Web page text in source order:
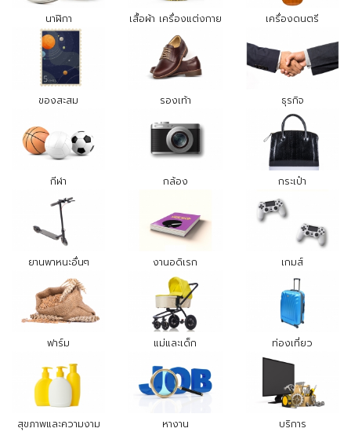
นาฬิกา เสื้อผ้า เครื่องแต่งกาย เครื่องดนตรี
ของสะสม รองเท้า ธุรกิจ
กีฬา กล้อง กระเป๋า
ยานพาหนะอื่นๆ งานอดิเรก เกมส์
ฟาร์ม แม่และเด็ก ท่องเที่ยว
สุขภาพและความงาม หางาน บริการ